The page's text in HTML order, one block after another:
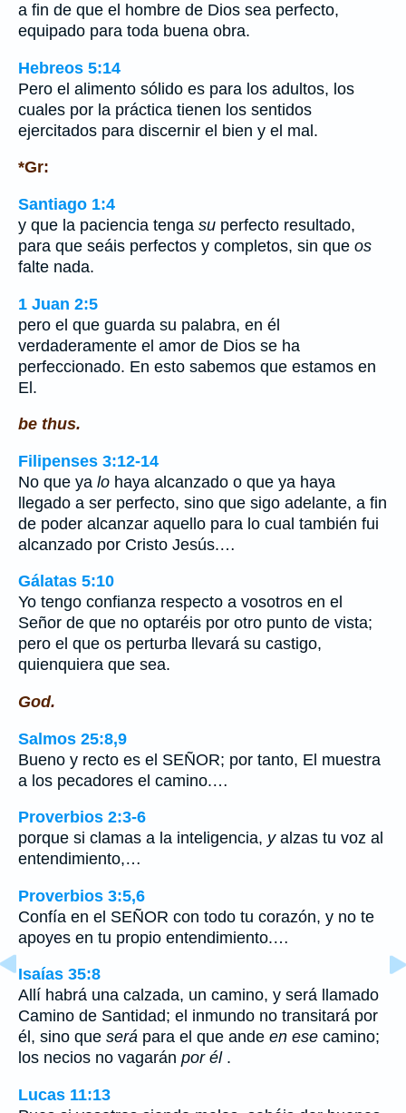
a fin de que el hombre de Dios sea perfecto,
equipado para toda buena obra.
Hebreos 5:14
Pero el alimento sólido es para los adultos, los
cuales por la práctica tienen los sentidos
ejercitados para discernir el bien y el mal.
*Gr:
Santiago 1:4
y que la paciencia tenga su perfecto resultado,
para que seáis perfectos y completos, sin que os
falte nada.
1 Juan 2:5
pero el que guarda su palabra, en él
verdaderamente el amor de Dios se ha
perfeccionado. En esto sabemos que estamos en
El.
be thus.
Filipenses 3:12-14
No que ya lo haya alcanzado o que ya haya
llegado a ser perfecto, sino que sigo adelante, a fin
de poder alcanzar aquello para lo cual también fui
alcanzado por Cristo Jesús.…
Gálatas 5:10
Yo tengo confianza respecto a vosotros en el
Señor de que no optaréis por otro punto de vista;
pero el que os perturba llevará su castigo,
quienquiera que sea.
God.
Salmos 25:8,9
Bueno y recto es el SEÑOR; por tanto, El muestra
a los pecadores el camino.…
Proverbios 2:3-6
porque si clamas a la inteligencia, yalzas tu voz al
entendimiento,…
Proverbios 3:5,6
Confía en el SEÑOR con todo tu corazón, y no te
apoyes en tu propio entendimiento.…
Isaías 35:8
Allí habrá una calzada, un camino, y será llamado
Camino de Santidad; el inmundo no transitará por
él, sino que será para el que ande en ese camino;
los necios no vagarán por él.
Lucas 11:13